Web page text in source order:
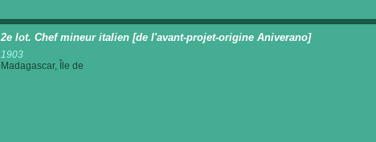
2e lot. Chef mineur italien [de l'avant-projet-origine Aniverano]
1903
Madagascar, Île de